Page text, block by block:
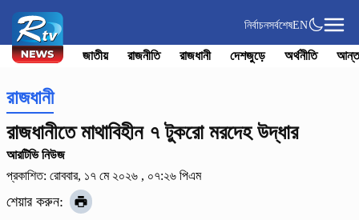
নির্বাচনসর্বশেষEN
জাতীয় রাজনীতি রাজধানী দেশজুড়ে অর্থনীতি
রাজধানী
রাজধানীতে মাথাবিহীন ৭ টুকরো মরদেহ উদ্ধার
আরটিভি নিউজ
প্রকাশিত: রোববার, ১৭ মে ২০২৬ , ০৭:২৬ পিএম
শেয়ার করুন: